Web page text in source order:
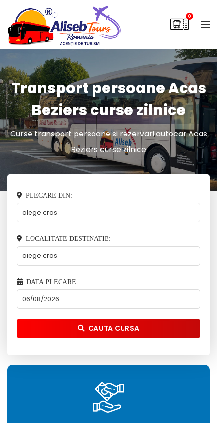
0
Transport persoane Acas
Beziers curse zilnice
Curse transport persoane si rezervari autocar Acas
Beziers curse zilnice
PLECARE DIN:
LOCALITATE DESTINATIE:
DATA PLECARE:
CAUTA CURSA